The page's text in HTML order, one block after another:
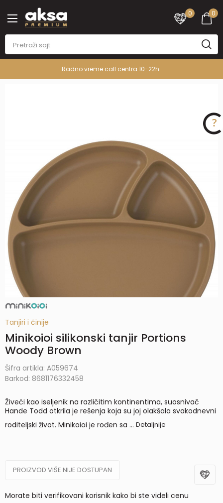
0
0
Radno vreme call centra 10-22h
Tanjiri i činije
Minikoioi silikonski tanjir Portions
Woody Brown
Šifra artikla: A059674
Barkod: 8681176332458
Živeći kao iseljenik na različitim kontinentima, suosnivač
Hande Todd otkrila je rešenja koja su joj olakšala svakodnevni
roditeljski život. Minikoioi je rođen sa ... Detaljnije
PROIZVOD VIŠE NIJE DOSTUPAN
Morate biti verifikovani korisnik kako bi ste videli cenu